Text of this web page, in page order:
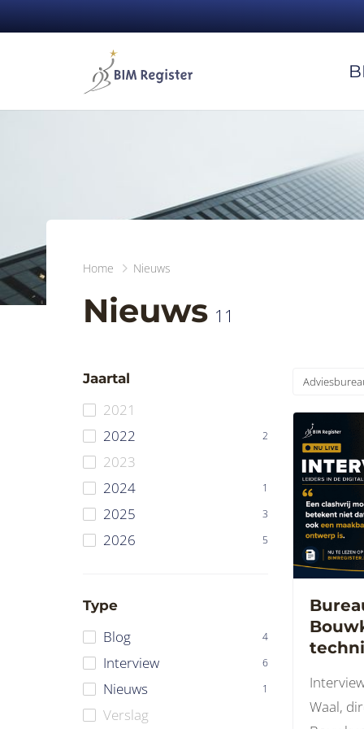
Home Nieuws
Nieuws 11
Jaartal
2021
2022
2
2023
2024
1
2025 3
2026 5
Type
Blog 4
Interview 6
Nieuws 1
Verslag
nog
Waal,